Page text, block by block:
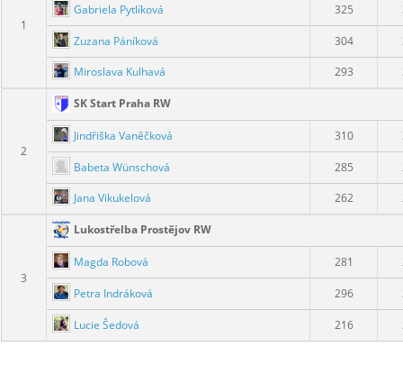
1
Gabriela Pytlíková 325
Zuzana Páníková 304
Miroslava Kulhavá
293
2
SK Start Praha RW
Jindřiška Vaněčková 310
Babeta Wünschová 285
Jana Vikukelová
262
3
Lukostřelba Prostějov RW
Magda Robová 281
Petra Indráková 296
Lucie Šedová 216